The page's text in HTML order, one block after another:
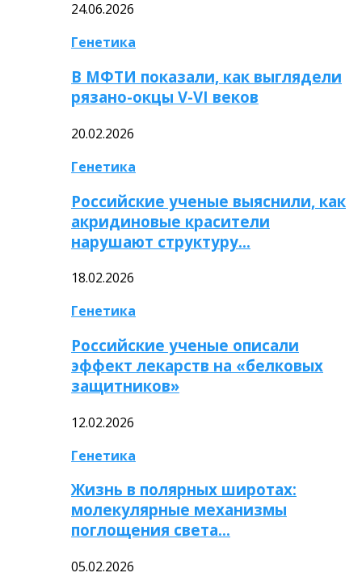
24.06.2026
Генетика
В МФТИ показали, как выглядели
рязано-окцы V-VI веков
20.02.2026
Генетика
Российские ученые выяснили, как
акридиновые красители
нарушают структуру…
18.02.2026
Генетика
Российские ученые описали
эффект лекарств на «белковых
защитников»
12.02.2026
Генетика
Жизнь в полярных широтах:
молекулярные механизмы
поглощения света…
05.02.2026